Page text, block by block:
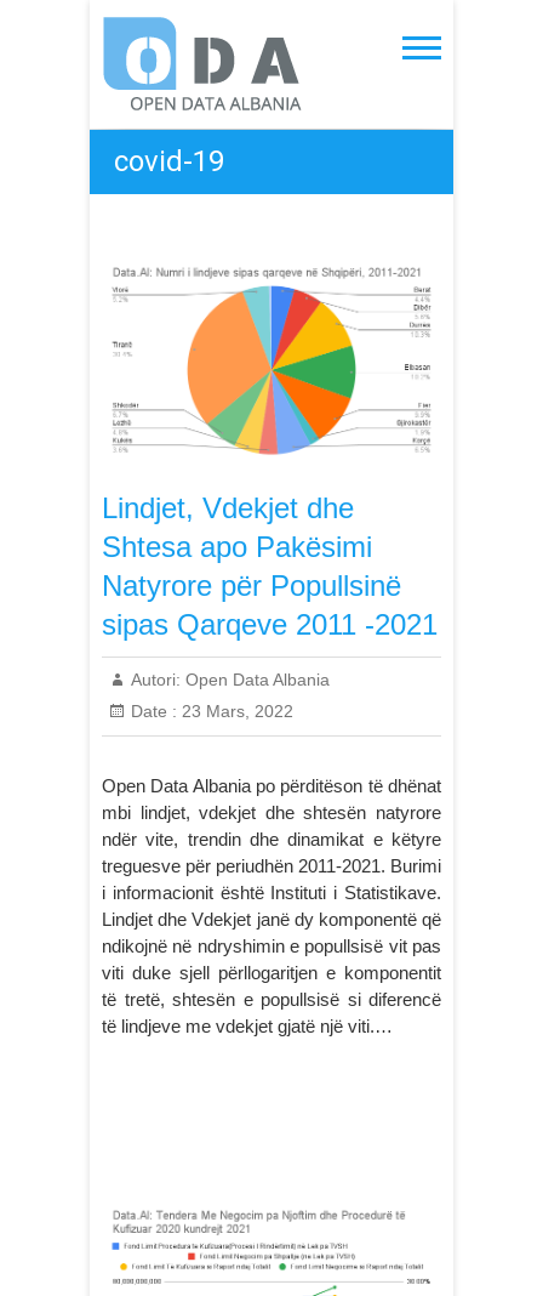
content
Open Data Albania
covid-19
Lindjet, Vdekjet dhe
Shtesa apo Pakësimi
Natyrore për Popullsinë
sipas Qarqeve 2011 -2021
Autori: Open Data Albania
Date : 23 Mars, 2022
Open Data Albania po përditëson të dhënat
mbi lindjet, vdekjet dhe shtesën natyrore
ndër vite, trendin dhe dinamikat e këtyre
treguesve për periudhën 2011-2021. Burimi
i informacionit është Instituti i Statistikave.
Lindjet dhe Vdekjet janë dy komponentë që
ndikojnë në ndryshimin e popullsisë vit pas
viti duke sjell përllogaritjen e komponentit
të tretë, shtesën e popullsisë si diferencë
të lindjeve me vdekjet gjatë një viti.…